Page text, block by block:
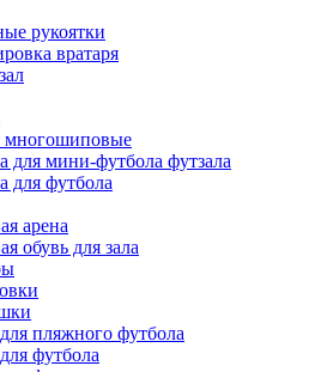
рукоятки
вратаря
многошиповые
для мини-футбола футзала
для футбола
арена
обувь для зала
пляжного футбола
футбола